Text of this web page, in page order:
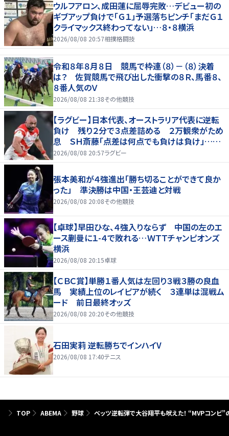
ウルフアロン、成田蓮に屈辱完敗…デビュー初の
ギブアップ負けで「Ｇ１」予選落ちピンチ「まだＧ１
クライマックス終わってない」…８・８横浜
2026/08/08 20:57相撲格闘技
令和８年８月８日 競馬で枠連（８）－（８）決着
は？ 佐賀競馬で飛び出した衝撃の８Ｒ、馬番８、
８番人気のＶ
2026/08/08 21:38その他競技
【ラグビー】日本代表、オーストラリア代表に逆転
負け 残り２分で３点差詰める ２万観衆がため
息 ＳＨ斎藤「点差は何点でも負けは負け」…前
半にＳＯ伊藤龍が先制トライ、３２ー３５で惜敗
2026/08/08 20:57ラグビー
張本美和が４強進出「勝ち切ることができて良か
った」 準決勝は中国・王芸迪と対戦
2026/08/08 20:08その他競技
【卓球】早田ひな、４強入りならず 中国の左のエ
ース蒯曼に１-４で敗れる…ＷＴＴチャンピオンズ
横浜
2026/08/08 20:15卓球
【ＣＢＣ賞】単勝１番人気は左回り３戦３勝の良血
馬 実績上位のレイピアが続く ３連単は混戦ム
ード 前日最終オッズ
2026/08/08 20:20その他競技
石田実莉 逆転勝ちでインハイV
2026/08/08 17:40テニス
TOP ABEMA 野球 ベッツ逆転弾で大谷翔平も吠えた！ “MVPコンビ